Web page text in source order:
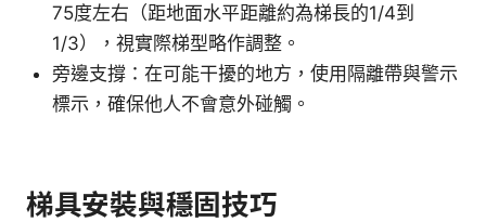
75度左右（距地面水平距離約為梯長的1/4到
1/3），視實際梯型略作調整。
旁邊支撐：在可能干擾的地方，使用隔離帶與警示
標示，確保他人不會意外碰觸。
梯具安裝與穩固技巧